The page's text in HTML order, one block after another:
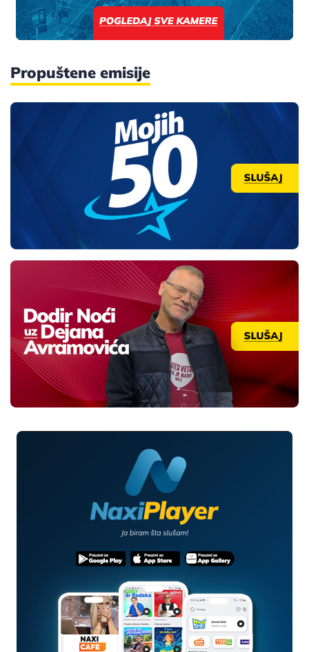
Propuštene emisije